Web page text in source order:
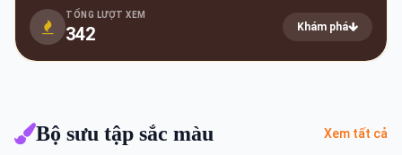
TỔNG LƯỢT XEM
342 Khám phá
Bộ sưu tập sắc màu Xem tất cả